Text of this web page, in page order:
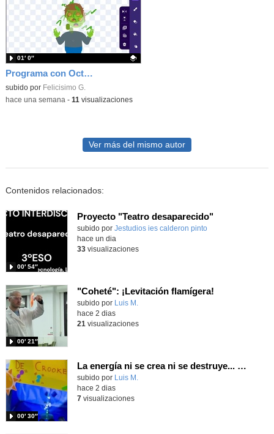
Programa con OctoStudio, un juego homenajeando al House of the dead con Zombies
Contenido educativo.
subido por Felicisimo G.
01′ 0″
-hace una semana - 11 visualizaciones
Ver más del mismo autor
Contenidos relacionados:
Proyecto "Teatro desaparecido"
Contenido educativo.
subido por Jestudios ies calderon pinto
00′ 54″
-
hace un dia
33visualizaciones
"Coheté": ¡Levitación flamígera!
Contenido educativo.
subido por Luis M.
00′ 21″
hace 2 dias
21 visualizaciones
La energía ni se crea ni se destruye... ¡se experimenta! El Tierno en la Feria Madrid es Ciencia 2026
Contenido educativo.
subido por Luis M.
00′ 30″
hace 2 dias
7visualizaciones